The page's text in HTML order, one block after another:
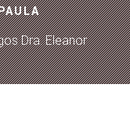
Dra. Eleanor